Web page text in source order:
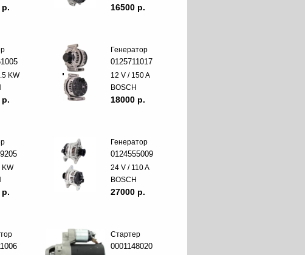
p. 16500 p.
KW
p.
Генератор
0125711017
12 V / 150 A
BOSCH
18000 p.
KW
p.
Генератор
0124555009
24 V / 110 A
BOSCH
27000 p.
Стартер
0001148020